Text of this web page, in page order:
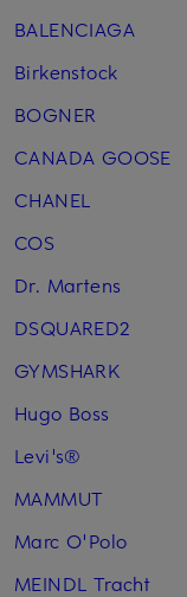
BALENCIAGA
Birkenstock
BOGNER
CANADA GOOSE
CHANEL
COS
Dr. Martens
DSQUARED2
GYMSHARK
Hugo Boss
Levi's®
MAMMUT
Marc O'Polo
MEINDL Tracht